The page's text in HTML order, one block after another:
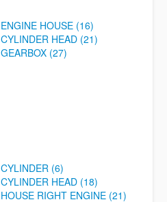
ENGINE HOUSE (16)
CYLINDER HEAD (21)
GEARBOX (27)
CYLINDER (6)
CYLINDER HEAD (18)
HOUSE RIGHT ENGINE (21)